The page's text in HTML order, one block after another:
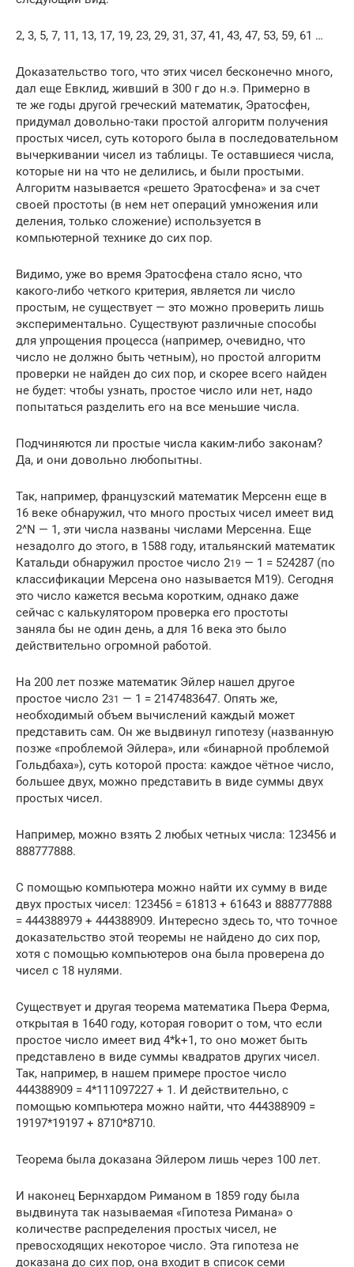
2, 3, 5, 7, 11, 13, 17, 19, 23, 29, 31, 37, 41, 43, 47, 53, 59, 61 …
Доказательство того, что этих чисел бесконечно много,
дал еще Евклид, живший в 300 г до н.э. Примерно в
те же годы другой греческий математик, Эратосфен,
придумал довольно-таки простой алгоритм получения
простых чисел, суть которого была в последовательном
вычеркивании чисел из таблицы. Те оставшиеся числа,
которые ни на что не делились, и были простыми.
Алгоритм называется «решето Эратосфена» и за счет
своей простоты (в нем нет операций умножения или
деления, только сложение) используется в
компьютерной технике до сих пор.
Видимо, уже во время Эратосфена стало ясно, что
какого-либо четкого критерия, является ли число
простым, не существует — это можно проверить лишь
экспериментально. Существуют различные способы
для упрощения процесса (например, очевидно, что
число не должно быть четным), но простой алгоритм
проверки не найден до сих пор, и скорее всего найден
не будет: чтобы узнать, простое число или нет, надо
попытаться разделить его на все меньшие числа.
Подчиняются ли простые числа каким-либо законам?
Да, и они довольно любопытны.
Так, например, французский математик Мерсенн еще в
16 веке обнаружил, что много простых чисел имеет вид
2^N — 1, эти числа названы числами Мерсенна. Еще
незадолго до этого, в 1588 году, итальянский математик
Катальди обнаружил простое число 219 — 1 = 524287 (по
классификации Мерсена оно называется M19). Сегодня
это число кажется весьма коротким, однако даже
сейчас с калькулятором проверка его простоты
заняла бы не один день, а для 16 века это было
действительно огромной работой.
На 200 лет позже математик Эйлер нашел другое
простое число 231 — 1 = 2147483647. Опять же,
необходимый объем вычислений каждый может
представить сам. Он же выдвинул гипотезу (названную
позже «проблемой Эйлера», или «бинарной проблемой
Гольдбаха»), суть которой проста: каждое чётное число,
большее двух, можно представить в виде суммы двух
простых чисел.
Например, можно взять 2 любых четных числа: 123456 и
888777888.
С помощью компьютера можно найти их сумму в виде
двух простых чисел: 123456 = 61813 + 61643 и 888777888
= 444388979 + 444388909. Интересно здесь то, что точное
доказательство этой теоремы не найдено до сих пор,
хотя с помощью компьютеров она была проверена до
чисел с 18 нулями.
Существует и другая теорема математика Пьера Ферма,
открытая в 1640 году, которая говорит о том, что если
простое число имеет вид 4*k+1, то оно может быть
представлено в виде суммы квадратов других чисел.
Так, например, в нашем примере простое число
444388909 = 4*111097227 + 1. И действительно, с
помощью компьютера можно найти, что 444388909 =
19197*19197 + 8710*8710.
Теорема была доказана Эйлером лишь через 100 лет.
И наконец Бернхардом Риманом в 1859 году была
выдвинута так называемая «Гипотеза Римана» о
количестве распределения простых чисел, не
превосходящих некоторое число. Эта гипотеза не
доказана до сих пор, она входит в список семи